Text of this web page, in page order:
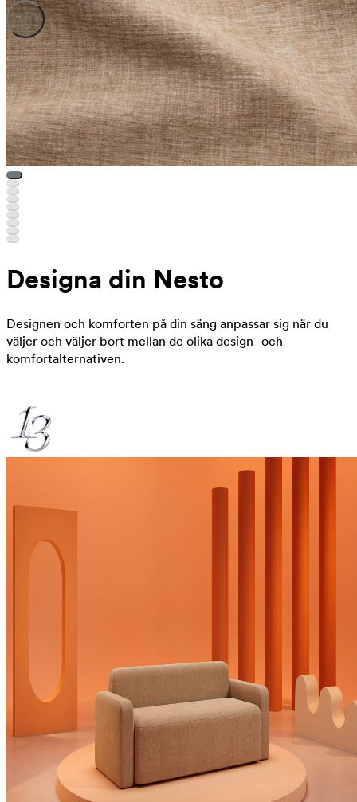
Designa din Nesto
Designen och komforten på din säng anpassar sig när du
väljer och väljer bort mellan de olika design- och
komfortalternativen.